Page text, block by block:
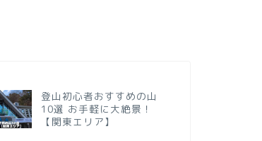
登山初心者おすすめの山
10選 お手軽に大絶景！
【関東エリア】